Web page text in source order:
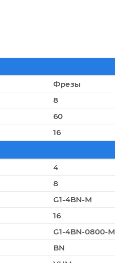
Фрезы
8
60
16
4
8
G1-4BN-M
16
G1-4BN-0800-M
BN